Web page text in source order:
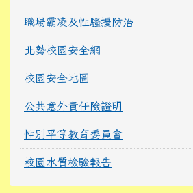
職場霸凌及性騷擾防治
北勢校園安全網
校園安全地圖
公共意外責任險證明
性別平等教育委員會
校園水質檢驗報告